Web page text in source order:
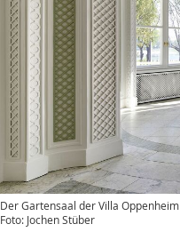
Der Gartensaal der Villa
Foto: Jochen Stüber